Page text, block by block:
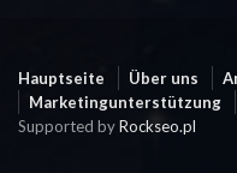
Hauptseite Über uns
Marketingunterstützung
Supported byRockseo.pl